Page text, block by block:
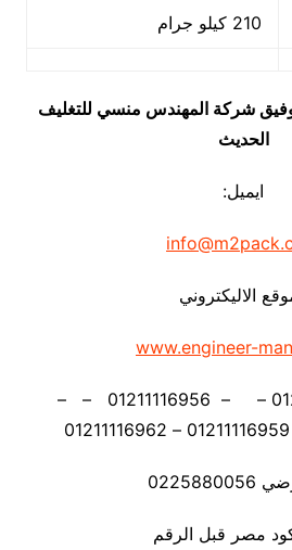
210 كيلو جرام
شركة المهندس منسي للتغليف
الحديث
ايميل:
الاليكتروني
www.engineer-
موبايل: 01211116954 – – 01211116956 – –